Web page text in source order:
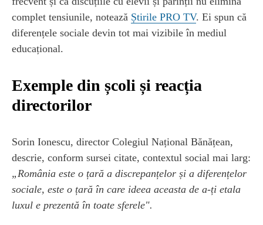
complet tensiunile, notează Știrile PRO TV. Ei spun că
diferențele sociale devin tot mai vizibile în mediul
educațional.
Exemple din școli și reacția
directorilor
Sorin Ionescu, director Colegiul Național Bănățean,
descrie, conform sursei citate, contextul social mai larg:
„România este o țară a discrepanțelor și a diferențelor
sociale, este o țară în care ideea aceasta de a-ți etala
luxul e prezentă în toate sferele".